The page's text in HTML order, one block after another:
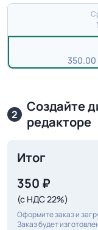
350.00
2
Создайте
редакторе
Итог
350 ₽
(с НДС 22%)
Оформите заказ и
Заказ будет